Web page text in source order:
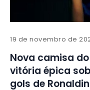
19 de novembro de
Nova camisa
vitória épica
gols de